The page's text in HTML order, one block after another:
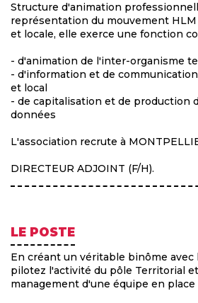
Structure d'animation
représentation du mouvement
et locale, elle exerce une fonction
- d'animation de l'inter-organisme
- d'information et de communication
et local
- de capitalisation et de production
données
L'association recrute à
DIRECTEUR ADJOINT (F/H).
LE POSTE
En créant un véritable binôme avec
pilotez l'activité du pôle Territorial
management d'une équipe en place